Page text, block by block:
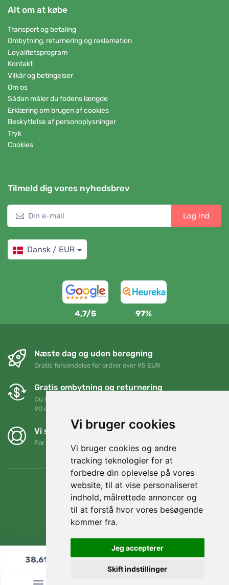
Vi bruger cookies
Vi bruger cookies og andre
tracking teknologier for at
forbedre din oplevelse på vores
website, til at vise personaliseret
indhold, målrettede annoncer og
til at forstå hvor vores besøgende
kommer fra.
Jeg accepterer
Skift indstillinger
Alt om at købe
Transport og betaling
Ombytning, returnering og reklamation
Loyalitetsprogram
Kontakt
Vilkår og betingelser
Om os
Sådan måler du fodens længde
Erklæring om brugen af cookies
Beskyttelse af personoplysninger
Tryk
Cookies
Tilmeld dig vores nyhedsbrev
Log ind
Dansk / EUR
4,7/5 97%
Næste dag og uden beregning
Gratis forsendelse for ordrer over 95 EUR
Gratis ombytning og returnering
Du kan returnere eller bytte din ordre når som helst inden for
90 dage
Vi støtter Trees.org
For hver ordre planter vi et træ! Læs mere
38,61 Læg i indkøbskurven